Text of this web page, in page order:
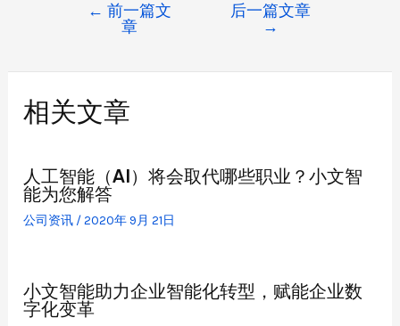
← 前一篇文
章
后一篇文章
→
相关文章
人工智能（AI）将会取代哪些职业？小文智
能为您解答
公司资讯 /2020年 9月 21日
小文智能助力企业智能化转型，赋能企业数
字化变革